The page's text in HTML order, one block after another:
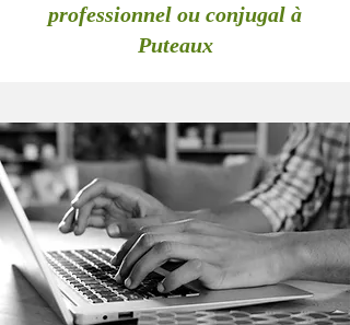
professionnel ou conjugal à
Puteaux